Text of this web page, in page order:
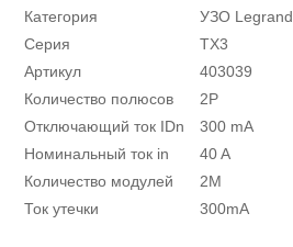
Категория
УЗО Legrand
Серия
ТХ3
Артикул
403039
Количество полюсов
2P
Отключающий ток IDn
300 mA
Номинальный ток in
40 A
Количество модулей
2M
Ток утечки
300mA